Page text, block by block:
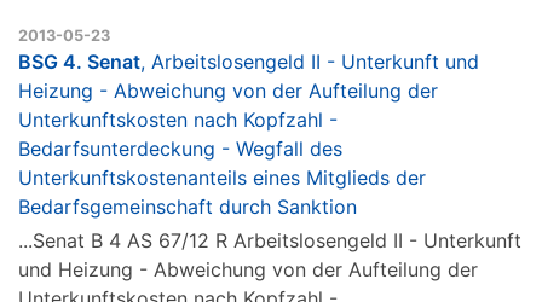
2013-05-23
BSG 4. Senat, Arbeitslosengeld II - Unterkunft und
Heizung - Abweichung von der Aufteilung der
Unterkunftskosten nach Kopfzahl -
Bedarfsunterdeckung - Wegfall des
Unterkunftskostenanteils eines Mitglieds der
Bedarfsgemeinschaft durch Sanktion
...Senat B 4 AS 67/12 R Arbeitslosengeld II - Unterkunft
und Heizung - Abweichung von der Aufteilung der